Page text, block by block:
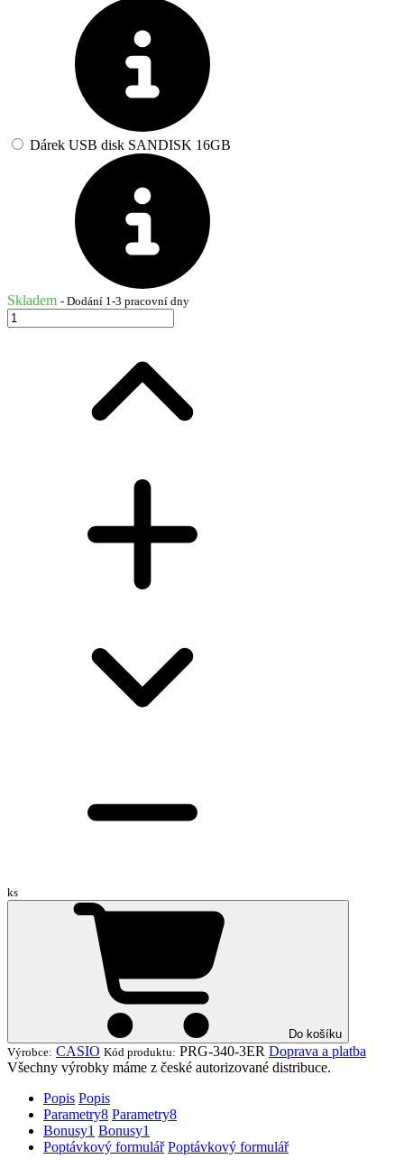
Dárek USB disk SANDISK 16GB
Skladem - Dodání 1-3 pracovní dny
ks
Do košíku
Výrobce: CASIO Kód produktu: PRG-340-3ER Doprava a platba
Všechny výrobky máme z české autorizované distribuce.
Popis Popis
Parametry8 Parametry8
Bonusy1 Bonusy1
Poptávkový formulář Poptávkový formulář